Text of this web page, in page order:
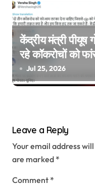
केंद्रीय मंत्री पीयूष
रहे कॉकरोचों को
की, वायरल
Jul 25, 2026
Leave a Reply
Your email address
are marked *
Comment *